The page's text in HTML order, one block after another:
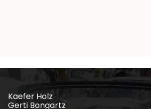
Kaefer Holz
Gerti Bongartz